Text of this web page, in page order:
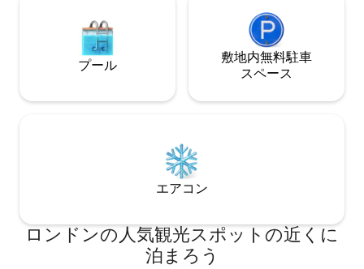
プール
敷地内無料駐⁠車
ス⁠ペ⁠ー⁠ス
エアコン
ロンドンの人気観光スポットの近くに
泊まろう